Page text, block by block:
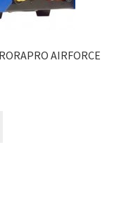
AIRFORCE